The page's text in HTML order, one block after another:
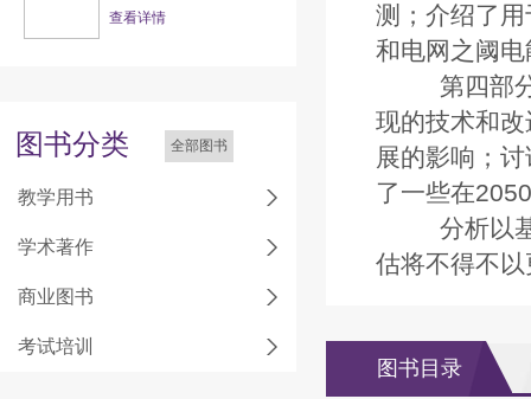
查看详情
图书分类 全部图书
教学用书
学术著作
商业图书
考试培训
测；介绍了
和电网之阈
第四部分
现的技术和
展的影响；
了一些在
分析以基
估将不得不
图书目录